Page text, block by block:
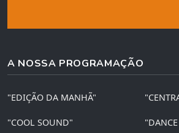
A NOSSA PROGRAMAÇÃO
"EDIÇÃO DA MANHÃ"
"COOL SOUND"